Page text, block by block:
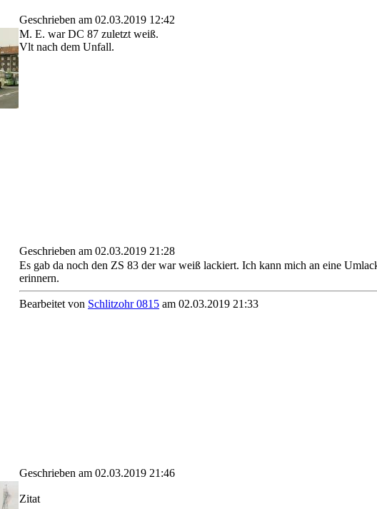
Geschrieben am 02.03.2019 12:42
M. E. war DC 87 zuletzt weiß.
Vlt nach dem Unfall.
Geschrieben am 02.03.2019 21:28
Es gab da noch den ZS 83 der war weiß lackiert. Ich kann mich an eine
erinnern.
Bearbeitet von Schlitzohr 0815 am 02.03.2019 21:33
Geschrieben am 02.03.2019 21:46
Zitat